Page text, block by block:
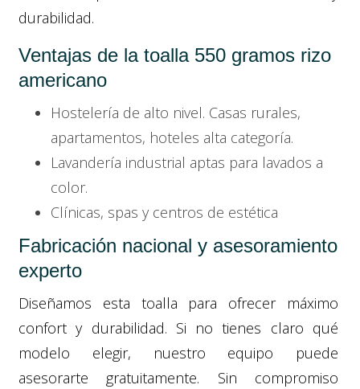
durabilidad.
Ventajas de la toalla 550 gramos rizo
americano
Hostelería de alto nivel. Casas rurales,
apartamentos, hoteles alta categoría.
Lavandería industrial aptas para lavados a
color.
Clínicas, spas y centros de estética
Fabricación nacional y asesoramiento
experto
Diseñamos esta toalla para ofrecer máximo
confort y durabilidad. Si no tienes claro qué
modelo elegir, nuestro equipo puede
asesorarte gratuitamente. Sin compromiso